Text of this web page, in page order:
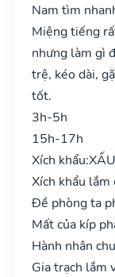
Nam tìm
Miệng tiếng
nhưng làm gì
trệ, kéo dài,
tốt.
3h-5h
15h-17h
Xích khẩu:XẤU
Xích khẩu
Đề phòng ta
Mất của kíp
Hành nhân
Gia trạch lắm